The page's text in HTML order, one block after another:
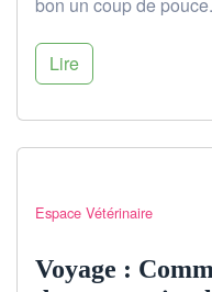
Lire
Espace Vétérinaire
Voyage :